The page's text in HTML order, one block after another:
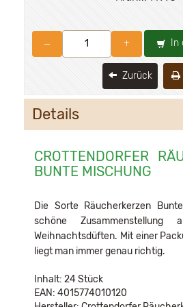
– + In
Zurück
Details
CROTTENDORFER
BUNTE MISCHUNG
Die Sorte Räucherkerzen
schöne Zusammenstellung
Weihnachtsdüften. Mit einer
liegt man immer genau richtig.
Inhalt: 24 Stück
EAN: 4015774010120